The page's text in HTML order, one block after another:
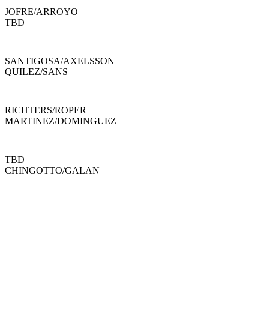
JOFRE/ARROYO
TBD
SANTIGOSA/AXELSSON
QUILEZ/SANS
RICHTERS/ROPER
MARTINEZ/DOMINGUEZ
TBD
CHINGOTTO/GALAN